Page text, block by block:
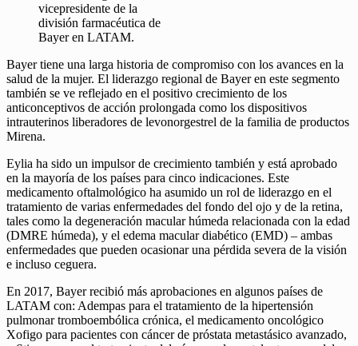
vicepresidente de la
división farmacéutica de
Bayer en LATAM.
Bayer tiene una larga historia de compromiso con los avances en la
salud de la mujer. El liderazgo regional de Bayer en este segmento
también se ve reflejado en el positivo crecimiento de los
anticonceptivos de acción prolongada como los dispositivos
intrauterinos liberadores de levonorgestrel de la familia de productos
Mirena.
Eylia ha sido un impulsor de crecimiento también y está aprobado
en la mayoría de los países para cinco indicaciones. Este
medicamento oftalmológico ha asumido un rol de liderazgo en el
tratamiento de varias enfermedades del fondo del ojo y de la retina,
tales como la degeneración macular húmeda relacionada con la edad
(DMRE húmeda), y el edema macular diabético (EMD) – ambas
enfermedades que pueden ocasionar una pérdida severa de la visión
e incluso ceguera.
En 2017, Bayer recibió más aprobaciones en algunos países de
LATAM con: Adempas para el tratamiento de la hipertensión
pulmonar tromboembólica crónica, el medicamento oncológico
Xofigo para pacientes con cáncer de próstata metastásico avanzado,